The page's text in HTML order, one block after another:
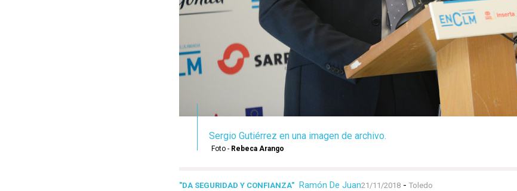
Sergio Gutiérrez en una imagen de archivo.
Foto - Rebeca Arango
"DA SEGURIDAD Y CONFIANZA" Ramón De Juan21/11/2018 - Toledo